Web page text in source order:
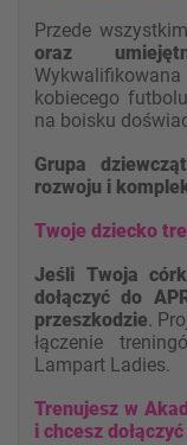
Przede wszystkim
oraz
kobiecego
na boisku
Grupa
rozwoju i
Twoje dziecko t
Jeśli Twoja
dołączyć do
przeszkodzie.
łączenie
Lampart Ladies.
Trenujesz w
i chcesz